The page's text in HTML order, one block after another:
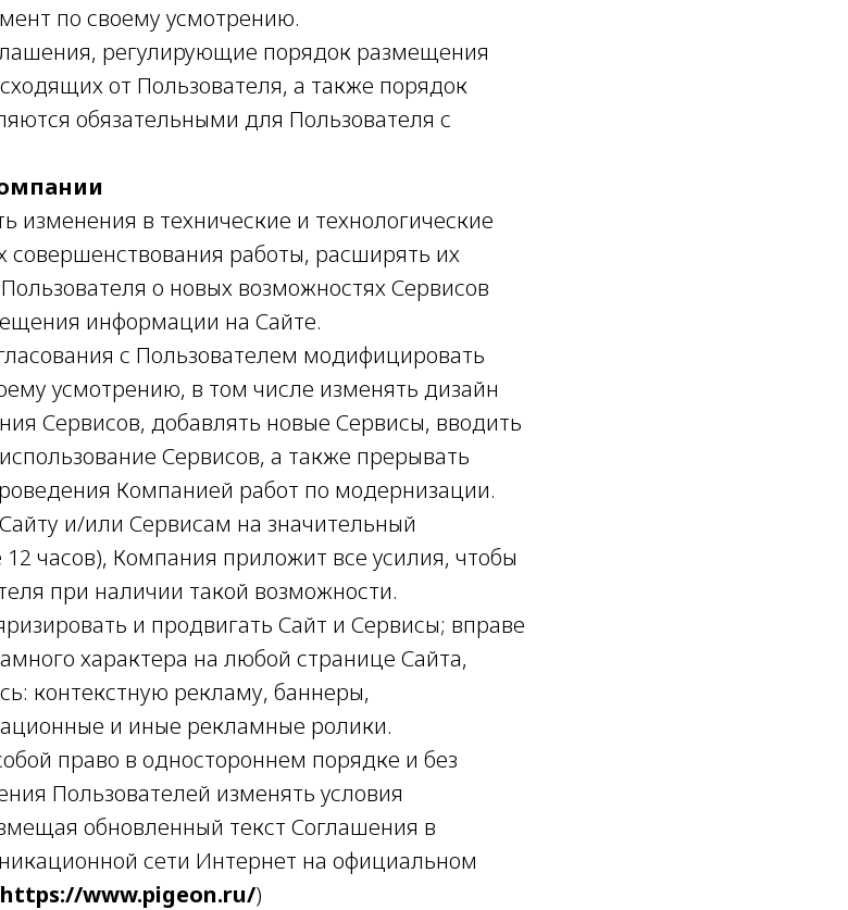
по своему усмотрению.
регулирующие порядок размещения
от Пользователя, а также порядок
обязательными для Пользователя с
изменения в технические и технологические
совершенствования работы, расширять их
о новых возможностях Сервисов
информации на Сайте.
с Пользователем модифицировать
усмотрению, в том числе изменять дизайн
Сервисов, добавлять новые Сервисы, вводить
Сервисов, а также прерывать
Компанией работ по модернизации.
и/или Сервисам на значительный
часов), Компания приложит все усилия, чтобы
при наличии такой возможности.
и продвигать Сайт и Сервисы; вправе
характера на любой странице Сайта,
контекстную рекламу, баннеры,
и иные рекламные ролики.
право в одностороннем порядке и без
Пользователей изменять условия
обновленный текст Соглашения в
сети Интернет на официальном
https://www.pigeon.ru/)